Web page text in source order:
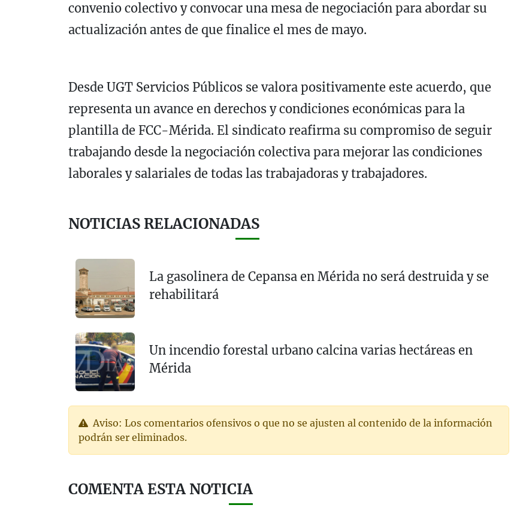
convenio colectivo y convocar una mesa de negociación para abordar su
actualización antes de que finalice el mes de mayo.
Desde UGT Servicios Públicos se valora positivamente este acuerdo, que
representa un avance en derechos y condiciones económicas para la
plantilla de FCC-Mérida. El sindicato reafirma su compromiso de seguir
trabajando desde la negociación colectiva para mejorar las condiciones
laborales y salariales de todas las trabajadoras y trabajadores.
NOTICIAS RELACIONADAS
La gasolinera de Cepansa en Mérida no será destruida y se
rehabilitará
Un incendio forestal urbano calcina varias hectáreas en
Mérida
Aviso: Los comentarios ofensivos o que no se ajusten al contenido de la información
podrán ser eliminados.
COMENTA ESTA NOTICIA